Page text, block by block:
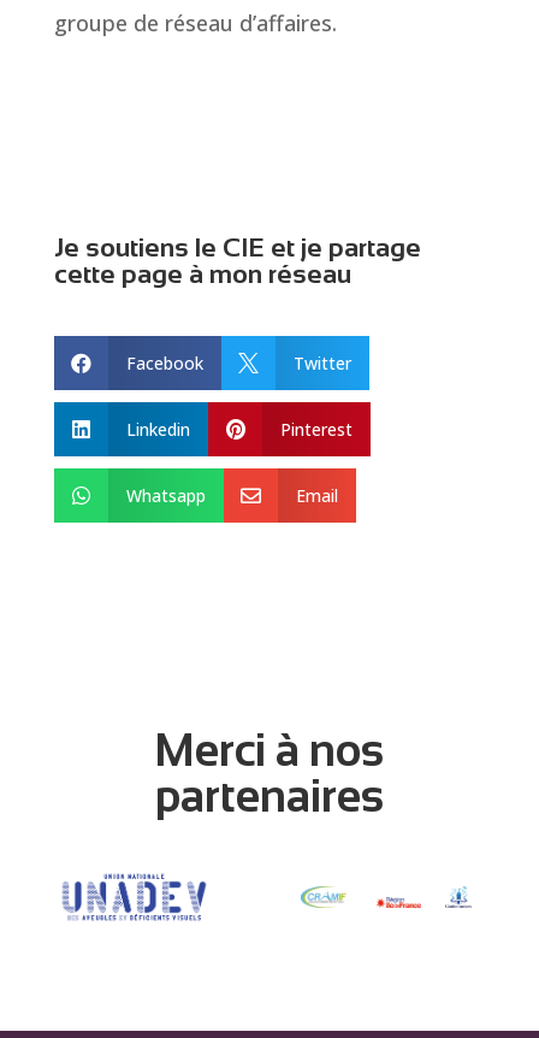
groupe de réseau d’affaires.
Je soutiens le CIE et je partage
cette page à mon réseau
 Facebook  Twitter
 Linkedin  Pinterest
 Whatsapp  Email
Merci à nos
partenaires